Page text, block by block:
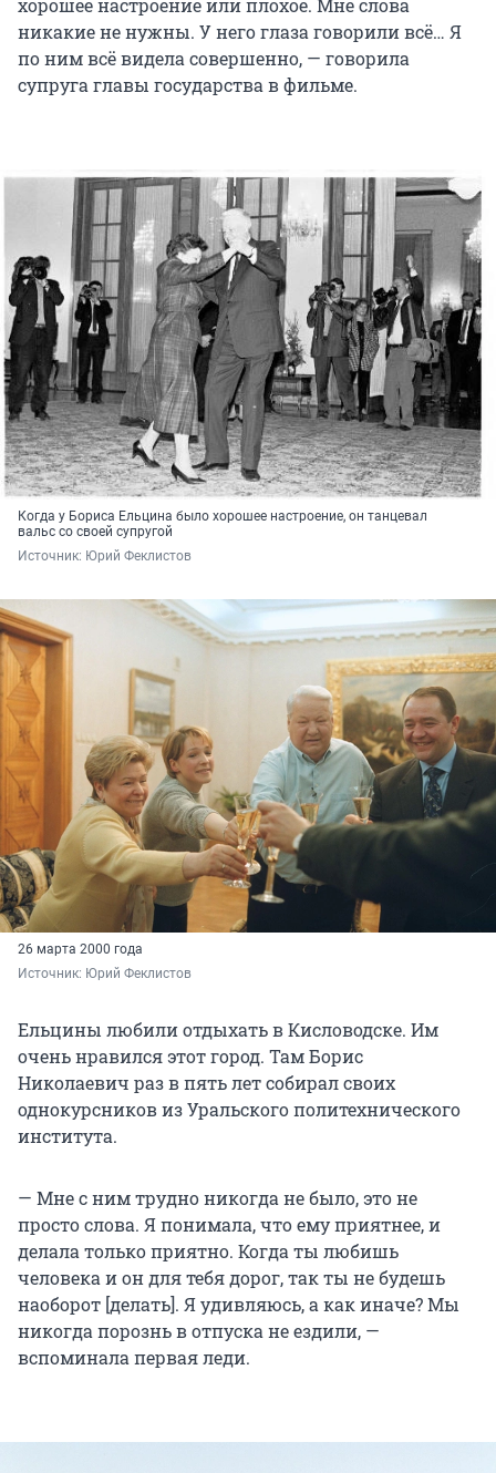
хорошее настроение или плохое. Мне слова
никакие не нужны. У него глаза говорили всё… Я
по ним всё видела совершенно, — говорила
супруга главы государства в фильме.
Когда у Бориса Ельцина было хорошее настроение, он танцевал
вальс со своей супругой
Источник: Юрий Феклистов
26 марта 2000 года
Источник: Юрий Феклистов
Ельцины любили отдыхать в Кисловодске. Им
очень нравился этот город. Там Борис
Николаевич раз в пять лет собирал своих
однокурсников из Уральского политехнического
института.
— Мне с ним трудно никогда не было, это не
просто слова. Я понимала, что ему приятнее, и
делала только приятно. Когда ты любишь
человека и он для тебя дорог, так ты не будешь
наоборот [делать]. Я удивляюсь, а как иначе? Мы
никогда порознь в отпуска не ездили, —
вспоминала первая леди.